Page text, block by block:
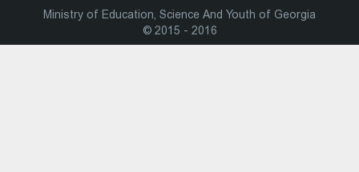
Ministry of Education, Science And Youth of Georgia
© 2015 - 2016